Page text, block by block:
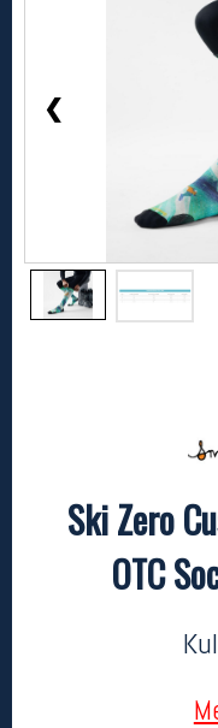
❮
Ski Zero
OTC
Ski Zero Cushion